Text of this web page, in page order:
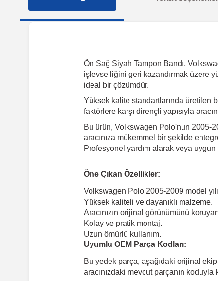
Ön Sağ Siyah Tampon Bandı,
işlevselliğini geri kazandırmak üzere
ideal bir çözümdür.
Yüksek kalite standartlarında üretilen
faktörlere karşı dirençli yapısıyla
Bu ürün, Volkswagen Polo'nun 2005-
aracınıza mükemmel bir şekilde
Profesyonel yardım alarak veya
Öne Çıkan Özellikler:
Volkswagen Polo 2005-2009 model
Yüksek kaliteli ve dayanıklı malzeme.
Aracınızın orijinal görünümünü
Kolay ve pratik montaj.
Uzun ömürlü kullanım.
Uyumlu OEM Parça Kodları:
Bu yedek parça, aşağıdaki orijinal
aracınızdaki mevcut parçanın koduyla